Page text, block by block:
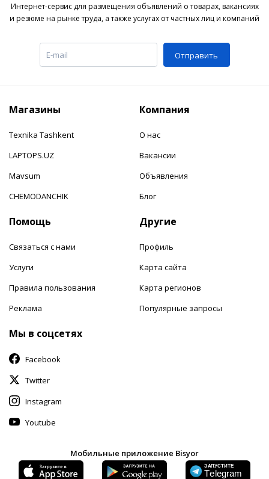
Интернет-сервис для размещения объявлений о товарах, вакансиях
и резюме на рынке труда, а также услугах от частных лиц и компаний
Отправить
Магазины
Texnika Tashkent
LAPTOPS.UZ
Mavsum
CHEMODANCHIK
Компания
О нас
Вакансии
Объявления
Блог
Помощь
Связаться с нами
Услуги
Правила пользования
Реклама
Другие
Профиль
Карта сайта
Карта регионов
Популярные запросы
Мы в соцсетях
Facebook
Twitter
Instagram
Youtube
Мобильные приложение Bisyor